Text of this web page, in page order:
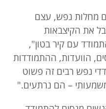
מחלות נפש, עצם
את הקיצבאות
עם קיר בטון",
הוועדות, ההתמודדות
נפש רבים זה פשוט
– הם נרתעים."